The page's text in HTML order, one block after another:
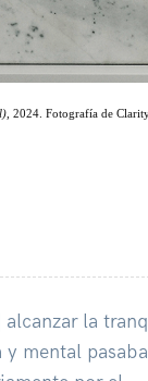
, 2024. Fotografía de
alcanzar la
y mental pasaba